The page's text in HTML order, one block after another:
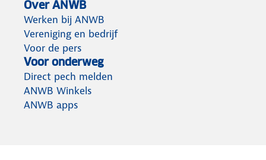
Over ANWB
Werken bij ANWB
Vereniging en bedrijf
Voor de pers
Voor onderweg
Direct pech melden
ANWB Winkels
ANWB apps